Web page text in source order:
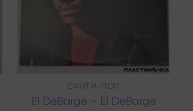
СИНТИ-ПОП
El DeBarge – El DeBarge